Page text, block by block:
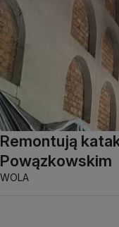
Remontują
Powązkowskim
WOLA